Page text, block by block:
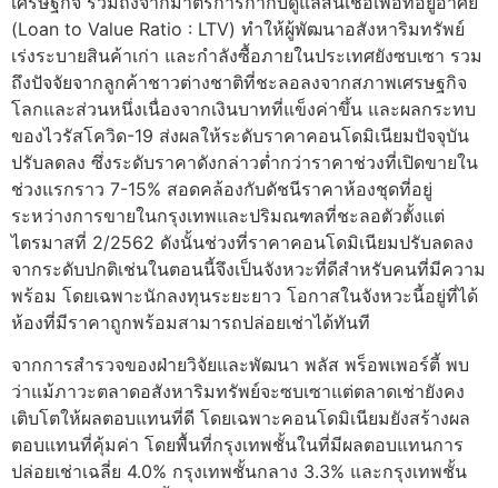
(Loan to Value Ratio : LTV) ทำให้ผู้พัฒนาอสังหาริมทรัพย์
เร่งระบายสินค้าเก่า และกำลังซื้อภายในประเทศยังซบเซา รวม
ถึงปัจจัยจากลูกค้าชาวต่างชาติที่ชะลอลงจากสภาพเศรษฐกิจ
โลกและส่วนหนึ่งเนื่องจากเงินบาทที่แข็งค่าขึ้น และผลกระทบ
ของไวรัสโควิด-19 ส่งผลให้ระดับราคาคอนโดมิเนียมปัจจุบัน
ปรับลดลง ซึ่งระดับราคาดังกล่าวต่ำกว่าราคาช่วงที่เปิดขายใน
ช่วงแรกราว 7-15% สอดคล้องกับดัชนีราคาห้องชุดที่อยู่
ระหว่างการขายในกรุงเทพและปริมณฑลที่ชะลอตัวตั้งแต่
ไตรมาสที่ 2/2562 ดังนั้นช่วงที่ราคาคอนโดมิเนียมปรับลดลง
จากระดับปกติเช่นในตอนนี้จึงเป็นจังหวะที่ดีสำหรับคนที่มีความ
พร้อม โดยเฉพาะนักลงทุนระยะยาว โอกาสในจังหวะนี้อยู่ที่ได้
ห้องที่มีราคาถูกพร้อมสามารถปล่อยเช่าได้ทันที
จากการสำรวจของฝ่ายวิจัยและพัฒนา พลัส พร็อพเพอร์ตี้ พบ
ว่าแม้ภาวะตลาดอสังหาริมทรัพย์จะซบเซาแต่ตลาดเช่ายังคง
เติบโตให้ผลตอบแทนที่ดี โดยเฉพาะคอนโดมิเนียมยังสร้างผล
ตอบแทนที่คุ้มค่า โดยพื้นที่กรุงเทพชั้นในที่มีผลตอบแทนการ
ปล่อยเช่าเฉลี่ย 4.0% กรุงเทพชั้นกลาง 3.3% และกรุงเทพชั้น